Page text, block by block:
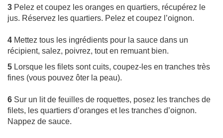
3 Pelez et coupez les oranges en quartiers, récupérez le
jus. Réservez les quartiers. Pelez et coupez l’oignon.
4 Mettez tous les ingrédients pour la sauce dans un
récipient, salez, poivrez, tout en remuant bien.
5 Lorsque les filets sont cuits, coupez-les en tranches très
fines (vous pouvez ôter la peau).
6 Sur un lit de feuilles de roquettes, posez les tranches de
filets, les quartiers d’oranges et les tranches d’oignon.
Nappez de sauce.